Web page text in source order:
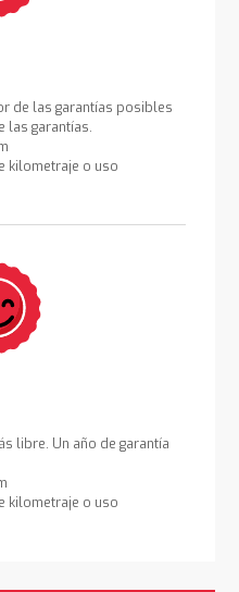
de las garantías posibles
las garantías.
kilometraje o uso
libre. Un año de garantía
kilometraje o uso